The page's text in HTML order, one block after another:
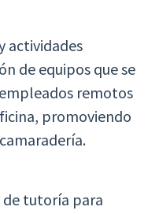
actividades
de equipos que se
remotos
promoviendo
de tutoría para